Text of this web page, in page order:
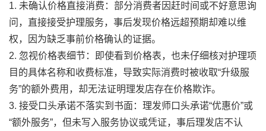
1. 未确认价格直接消费：部分消费者因赶时间或不好意思询
问，直接接受护理服务，事后发现价格远超预期却难以维
权，因为缺乏事前价格确认的证据。
2. 忽视价格表细节：即使看到价格表，也未仔细核对护理项
目的具体名称和收费标准，导致实际消费时被收取“升级服
务”的额外费用，却无法证明理发店存在价格欺诈。
3. 接受口头承诺不落实到书面：理发师口头承诺“优惠价”或
“额外服务”，但未写入服务协议或凭证，事后理发店不认